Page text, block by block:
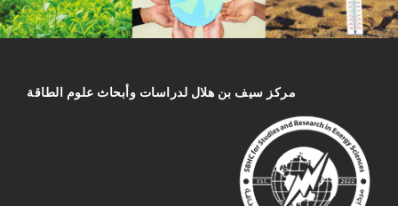
مركز سیف بن هلال لدراسات وأبحاث علوم الطاقة